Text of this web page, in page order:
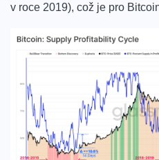
v roce 2019), což je pro